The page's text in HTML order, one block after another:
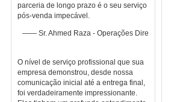
parceria de longo prazo é o seu serviço
pós-venda impecável.
—— Sr. Ahmed Raza - Operações Dire
O nível de serviço profissional que sua
empresa demonstrou, desde nossa
comunicação inicial até a entrega final,
foi verdadeiramente impressionante.